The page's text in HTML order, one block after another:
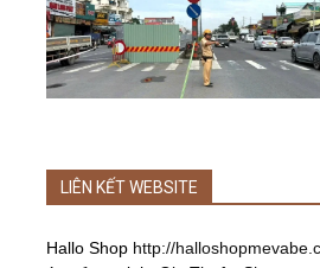
LIÊN KẾT WEBSITE
Hallo Shop http://